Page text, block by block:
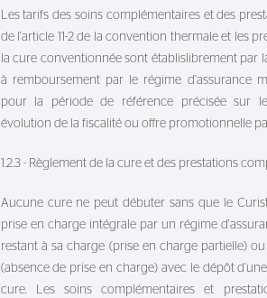
Les tarifs des soins complémentaires et des
de l'article 11-2 de la convention thermale et les
la cure conventionnée sont établislibrement par
à remboursement par le régime d’assurance
pour la période de référence précisée sur
évolution de la fiscalité ou offre promotionnelle
1.2.3 - Règlement de la cure et des prestations
Aucune cure ne peut débuter sans que le
prise en charge intégrale par un régime
restant à sa charge (prise en charge partielle)
(absence de prise en charge) avec le dépôt
cure. Les soins complémentaires et